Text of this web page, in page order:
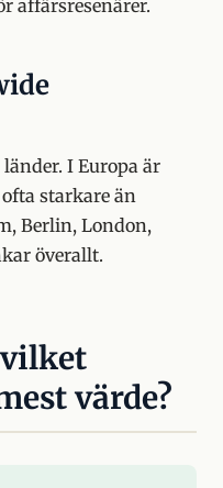
affärsresenärer.
I Europa är
starkare än
Berlin, London,
överallt.
värde?